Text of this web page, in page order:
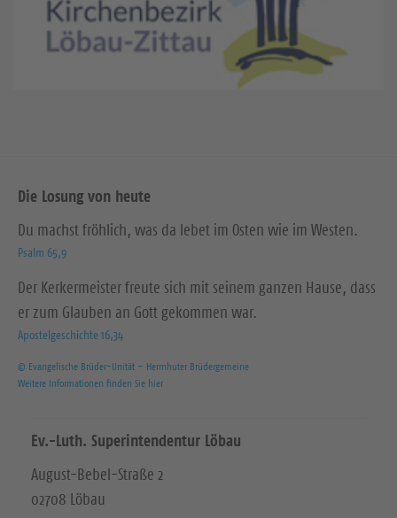
Die Losung von heute
Du machst fröhlich, was da lebet im Osten wie im Westen.
Psalm 65,9
Der Kerkermeister freute sich mit seinem ganzen Hause, dass
er zum Glauben an Gott gekommen war.
Apostelgeschichte 16,34
© Evangelische Brüder-Unität – Herrnhuter Brüdergemeine
Weitere Informationen finden Sie hier
Ev.-Luth. Superintendentur Löbau
August-Bebel-Straße 2
02708 Löbau